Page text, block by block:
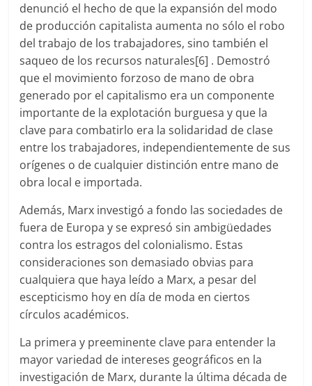
denunció el hecho de que la expansión del modo
de producción capitalista aumenta no sólo el robo
del trabajo de los trabajadores, sino también el
saqueo de los recursos naturales[6] . Demostró
que el movimiento forzoso de mano de obra
generado por el capitalismo era un componente
importante de la explotación burguesa y que la
clave para combatirlo era la solidaridad de clase
entre los trabajadores, independientemente de sus
orígenes o de cualquier distinción entre mano de
obra local e importada.
Además, Marx investigó a fondo las sociedades de
fuera de Europa y se expresó sin ambigüedades
contra los estragos del colonialismo. Estas
consideraciones son demasiado obvias para
cualquiera que haya leído a Marx, a pesar del
escepticismo hoy en día de moda en ciertos
círculos académicos.
La primera y preeminente clave para entender la
mayor variedad de intereses geográficos en la
investigación de Marx, durante la última década de